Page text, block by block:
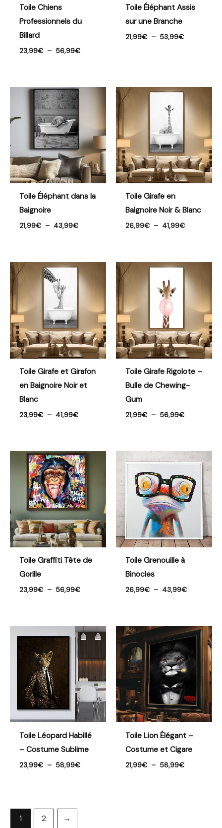
Toile Chiens
Professionnels du
Billard
23,99€ – 56,99€
Toile Éléphant Assis
sur une Branche
21,99€ – 53,99€
Toile Éléphant dans la
Baignoire
21,99€ – 43,99€
Plage
de
prix :
21,99€
à
43,99€
Toile Girafe en
Baignoire Noir & Blanc
26,99€ – 41,99€
de
prix :
à
41,99€
Toile Girafe et Girafon
en Baignoire Noir et
Blanc
23,99€ – 41,99€
Plage
de
prix :
à
41,99€
Toile Girafe Rigolote –
Bulle de Chewing-
Gum
21,99€ – 56,99€
Plage
de
prix :
à
56,99€
Toile Graffiti Tête de
Gorille
23,99€ – 56,99€
Plage
de
prix :
23,99€
à
56,99€
Toile Grenouille à
Binocles
26,99€ – 43,99€
Plage
de
26,99€
à
43,99€
Toile Léopard Habillé
– Costume Sublime
23,99€ – 58,99€
Plage
de
23,99€
à
58,99€
Toile Lion Élégant –
Costume et Cigare
21,99€ – 58,99€
Plage
de
prix :
21,99€
à
58,99€
1 2 →